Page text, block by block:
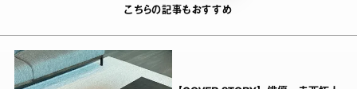
こちらの記事もおすすめ